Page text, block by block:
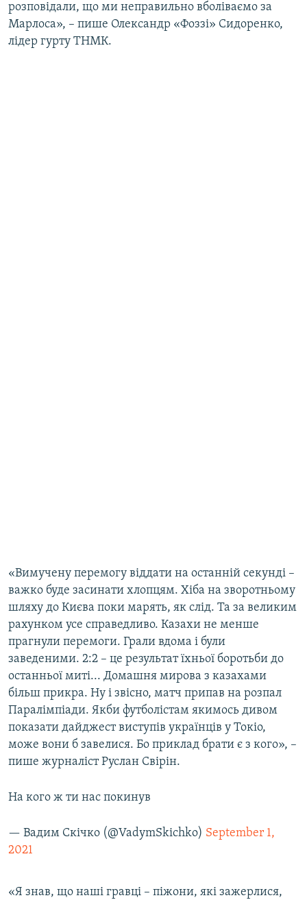
розповідали, що ми неправильно вболіваємо за
Марлоса», – пише Олександр «Фоззі» Сидоренко,
лідер гурту ТНМК.
«Вимучену перемогу віддати на останній секунді –
важко буде засинати хлопцям. Хіба на зворотньому
шляху до Києва поки марять, як слід. Та за великим
рахунком усе справедливо. Казахи не менше
прагнули перемоги. Грали вдома і були
заведеними. 2:2 – це результат їхньої боротьби до
останньої миті... Домашня мирова з казахами
більш прикра. Ну і звісно, матч припав на розпал
Паралімпіади. Якби футболістам якимось дивом
показати дайджест виступів українців у Токіо,
може вони б завелися. Бо приклад брати є з кого», –
пише журналіст Руслан Свірін.
На кого ж ти нас покинув
— Вадим Скічко (@VadymSkichko) September 1,
2021
«Я знав, що наші гравці – піжони, які зажерлися,